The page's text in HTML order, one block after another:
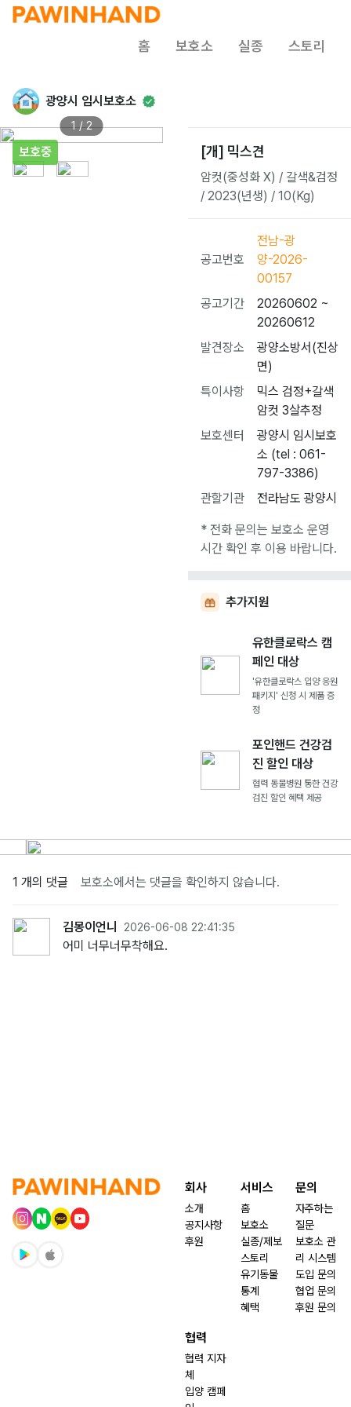
홈 보호소 실종 스토리
광양시 임시보호소
보호중
1 / 2
[개] 믹스견
암컷(중성화 X) / 갈색&검정
/ 2023(년생) / 10(Kg)
공고번호
전남-광
양-2026-
00157
공고기간
20260602 ~
20260612
발견장소
광양소방서(진상
면)
특이사항
믹스 검정+갈색
암컷 3살추정
보호센터
광양시 임시보호
소 (tel : 061-
797-3386)
관할기관
전라남도 광양시
* 전화 문의는 보호소 운영
시간 확인 후 이용 바랍니다.
추가지원
유한클로락스 캠
페인 대상
'유한클로락스 입양 응원
패키지' 신청 시 제품 증
정
포인핸드 건강검
진 할인 대상
협력 동물병원 통한 건강
검진 할인 혜택 제공
1 개의 댓글 보호소에서는 댓글을 확인하지 않습니다.
김몽이언니 2026-06-08 22:41:35
어미 너무너무착해요.
회사
소개
공지사항
후원
서비스
홈
보호소
실종/제보
스토리
유기동물
통계
혜택
문의
자주하는
질문
보호소 관
리 시스템
도입 문의
협업 문의
후원 문의
협력
협력 지자
체
입양 캠페